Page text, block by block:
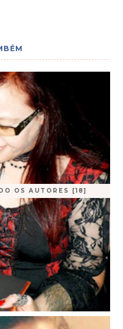
OS AUTORES [18]